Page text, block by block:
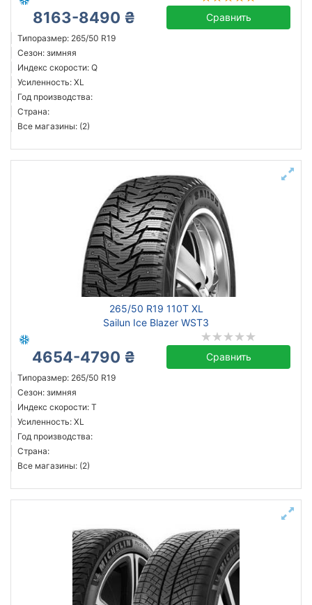
8163-8490 ₴ Сравнить
Типоразмер: 265/50 R19
Сезон: зимняя
Индекс скорости: Q
Усиленность: XL
Год производства:
Страна:
Все магазины: (2)
265/50 R19 110T XL
Sailun Ice Blazer WST3
4654-4790 ₴ Сравнить
Типоразмер: 265/50 R19
Сезон: зимняя
Индекс скорости: T
Усиленность: XL
Год производства:
Страна:
Все магазины: (2)